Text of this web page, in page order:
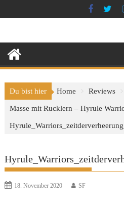
to
Du bist hier Home Reviews
Masse mit Rucklern – Hyrule
18. November 2020 SF